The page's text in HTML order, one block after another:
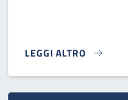
LEGGI ALTRO
}